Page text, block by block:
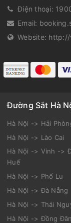
Điện thoại:
Email:
Website: http://
Đường Sắt Hà
Hà Nội -> Hải
Hà Nội -> Lào Cai
Hà Nội -> Vinh ->
Huế
Hà Nội -> Phố Lu
Hà Nội -> Đà Nẵng
Hà Nội -> Thái
Hà Nội -> Đồng